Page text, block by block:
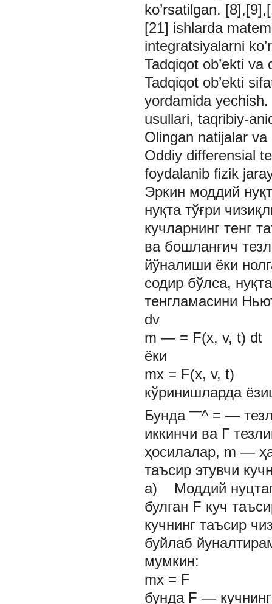
ko’rsatilgan.
[21] ishlarda
integratsiyalarni
Tadqiqot ob’ekti va
Tadqiqot ob’ekti
yordamida
usullari, taqribiy-
Olingan natijalar
Oddiy differensial
foydalanib fizik
Эркин моддий
нуқта тўғри
кучларнинг тенг
ва бошланғич
йўналиши ёки
содир бўлса,
тенгламасини
dv
m — = F(x, v, t) dt
ёки
mx = F(x, v, t)
кўринишларда
Бунда —^ = —
иккинчи ва Г
ҳосилалар, m —
таъсир этувчи
а) Моддий
булган F куч
кучнинг таъсир
буйлаб
мумкин:
mx = F
бунда F —